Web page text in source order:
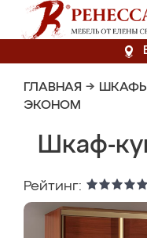
ГЛАВНАЯ →
ЭКОНОМ
Шкаф-
Рейтинг: